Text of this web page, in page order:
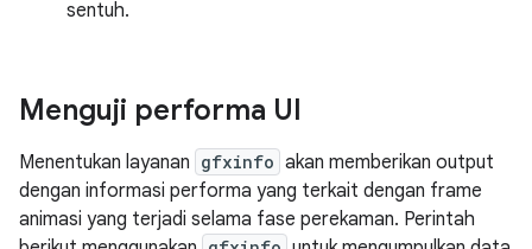
sentuh.
Menguji performa UI
Menentukan layanan gfxinfo akan memberikan output
dengan informasi performa yang terkait dengan frame
animasi yang terjadi selama fase perekaman. Perintah